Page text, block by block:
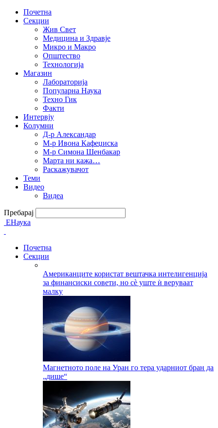
Почетна
Секции
Жив Свет
Медицина и Здравје
Микро и Макро
Општество
Технологија
Магазин
Лабораторија
Популарна Наука
Техно Гик
Факти
Интервју
Колумни
Д-р Александар
М-р Ивона Кафеџиска
М-р Симона Шенбакар
Марта ни кажа…
Раскажувачот
Теми
Видео
Видеа
Пребарај
ЕНаука
Почетна
Секции
Американците користат вештачка интелигенција
за финансиски совети, но сè уште ѝ веруваат
малку
Магнетното поле на Уран го тера ударниот бран да
„дише“